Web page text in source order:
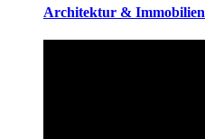
Architektur & Immobilien